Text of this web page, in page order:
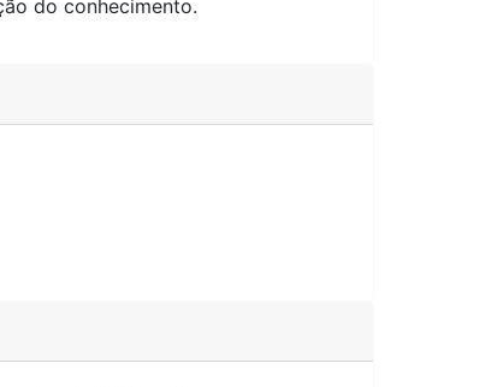
do conhecimento.